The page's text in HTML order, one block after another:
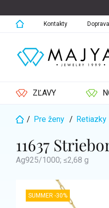
na
obsah
Kontakty
ZĽAVY
Domov
/ Pre ženy / Retiazky
11637
Ag925/1000; ≤2,68 g
SUMMER -30%